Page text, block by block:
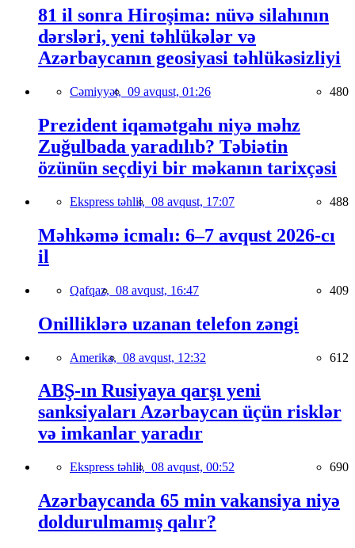
81 il sonra Hiroşima: nüvə silahının
dərsləri, yeni təhlükələr və
Azərbaycanın geosiyasi təhlükəsizliyi
Cəmiyyət, 09 avqust, 01:26 480
Prezident iqamətgahı niyə məhz
Zuğulbada yaradılıb? Təbiətin
özünün seçdiyi bir məkanın tarixçəsi
Ekspress təhlil, 08 avqust, 17:07 488
Məhkəmə icmalı: 6–7 avqust 2026-cı
il
Qafqaz, 08 avqust, 16:47 409
Onilliklərə uzanan telefon zəngi
Amerika, 08 avqust, 12:32 612
ABŞ-ın Rusiyaya qarşı yeni
sanksiyaları Azərbaycan üçün risklər
və imkanlar yaradır
Ekspress təhlil, 08 avqust, 00:52 690
Azərbaycanda 65 min vakansiya niyə
doldurulmamış qalır?